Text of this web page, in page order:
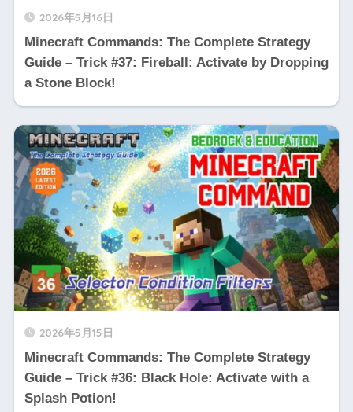
2026年5月16日
Minecraft Commands: The Complete Strategy
Guide – Trick #37: Fireball: Activate by Dropping
a Stone Block!
2026年5月15日
Minecraft Commands: The Complete Strategy
Guide – Trick #36: Black Hole: Activate with a
Splash Potion!